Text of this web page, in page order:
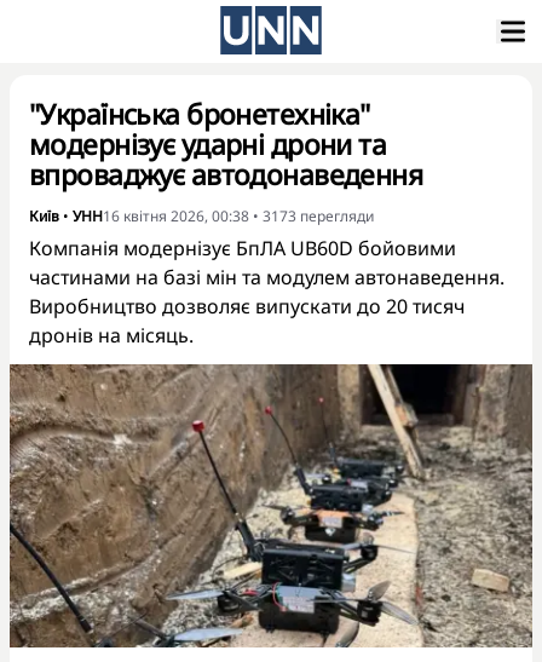
"Українська бронетехніка"
модернізує ударні дрони та
впроваджує автодонаведення
Київ • УНН16 квітня 2026, 00:38 • 3173 перегляди
Компанія модернізує БпЛА UB60D бойовими
частинами на базі мін та модулем автонаведення.
Виробництво дозволяє випускати до 20 тисяч
дронів на місяць.